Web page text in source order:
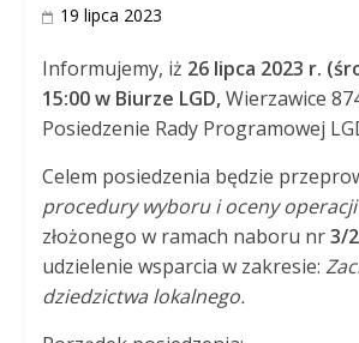
19 lipca 2023
Informujemy, iż 26 lipca 2023 r.
15:00 w Biurze LGD,Wierzawice
Posiedzenie Rady Programowej
Celem posiedzenia będzie
procedurywyboru i oceny operacji
złożonego w ramach naboru nr3/
udzielenie wsparcia w zakresie:
dziedzictwa lokalnego.